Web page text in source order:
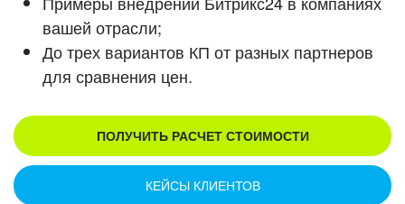
вашей отрасли;
До трех вариантов КП от разных партнеров
для сравнения цен.
ПОЛУЧИТЬ РАСЧЕТ СТОИМОСТИ
КЕЙСЫ КЛИЕНТОВ